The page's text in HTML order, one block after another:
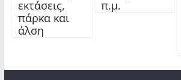
εκτάσεις,
πάρκα και
άλση
π.μ.